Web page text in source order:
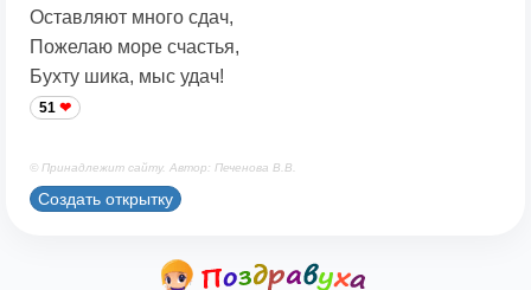
Оставляют много сдач,
Пожелаю море счастья,
Бухту шика, мыс удач!
51
© Принадлежит сайту. Автор: Печенова В.В.
Создать открытку